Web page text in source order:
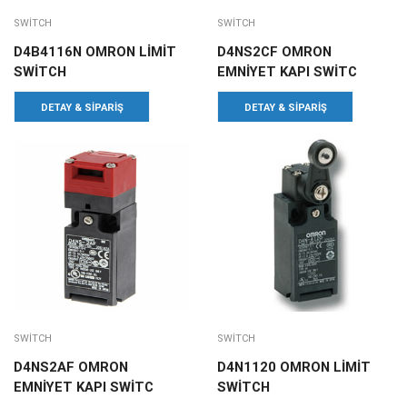
SWITCH
D4B4116N OMRON LİMİT
SWİTCH
DETAY & SIPARIŞ
SWITCH
D4NS2CF OMRON
EMNİYET KAPI SWİTC
DETAY & SIPARIŞ
SWITCH
D4NS2AF OMRON
EMNİYET KAPI SWİTC
SWITCH
D4N1120 OMRON LİMİT
SWİTCH